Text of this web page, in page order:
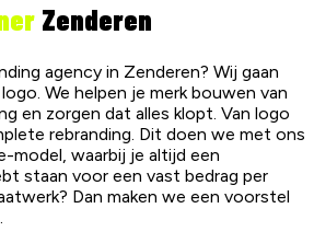
Zenderen
agency in Zenderen? Wij gaan
We helpen je merk bouwen van
en zorgen dat alles klopt. Van logo
rebranding. Dit doen we met ons
model, waarbij je altijd een
staan voor een vast bedrag per
Dan maken we een voorstel